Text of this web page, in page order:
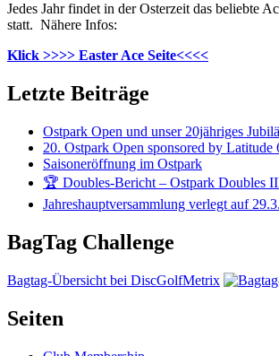
Jedes Jahr findet in der Osterzeit das beliebte
statt. Nähere Infos:
Klick >>>> Easter Ace Seite<<<<
Letzte Beiträge
Ostpark Open und unser 20jähriges
20. Ostpark Open sponsored by Latitude
Saisoneröffnung im Ostpark
🏆 Doubles-Bericht – Ostpark Doubles
Jahreshauptversammlung verlegt auf
BagTag Challenge
Bagtag-Übersicht bei DiscGolfMetrix
Seiten